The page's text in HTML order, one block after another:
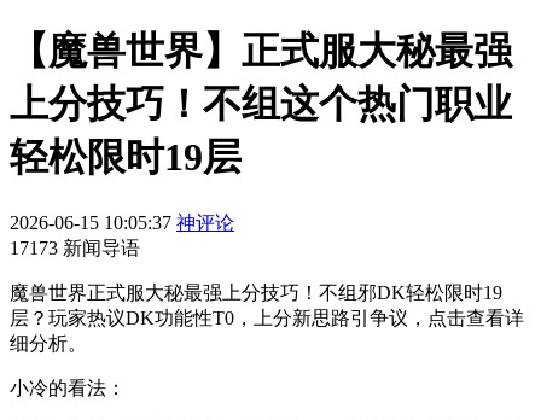
【魔兽世界】正式服大秘最强
上分技巧！不组这个热门职业
轻松限时19层
2026-06-15 10:05:37 神评论
17173 新闻导语
魔兽世界正式服大秘最强上分技巧！不组邪DK轻松限时19
层？玩家热议DK功能性T0，上分新思路引争议，点击查看详
细分析。
小冷的看法：